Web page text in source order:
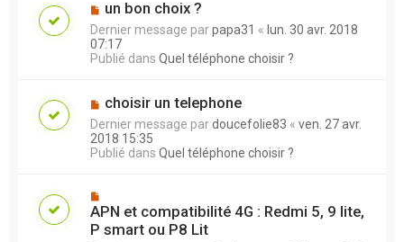
un bon choix ?
Dernier message parpapa31 « lun. 30 avr. 2018
07:17
Publié dans Quel téléphone choisir ?
choisir un telephone
Dernier message pardoucefolie83 « ven. 27 avr.
2018 15:35
Publié dans Quel téléphone choisir ?
APN et compatibilité 4G : Redmi 5, 9 lite,
P smart ou P8 Lit